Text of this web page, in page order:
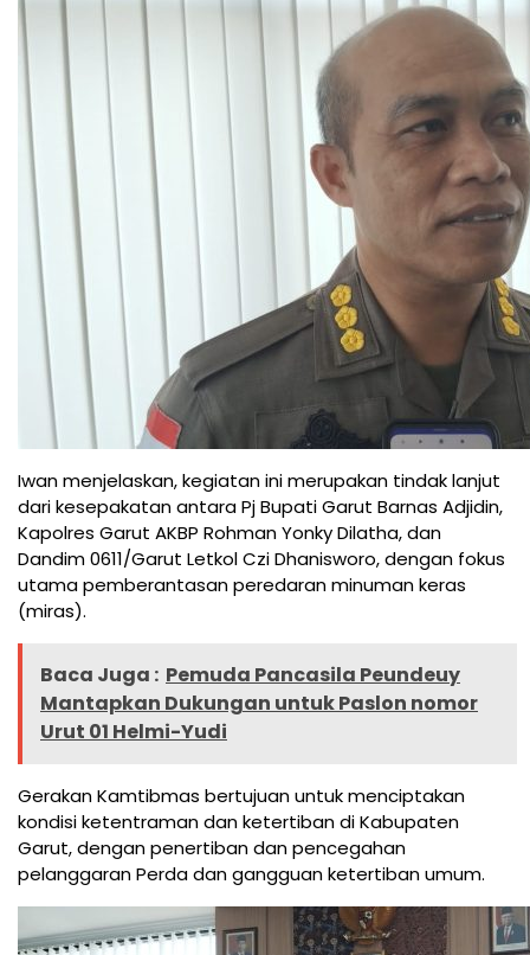
Iwan menjelaskan, kegiatan ini merupakan tindak lanjut
dari kesepakatan antara Pj Bupati Garut Barnas Adjidin,
Kapolres Garut AKBP Rohman Yonky Dilatha, dan
Dandim 0611/Garut Letkol Czi Dhanisworo, dengan fokus
utama pemberantasan peredaran minuman keras
(miras).
Baca Juga : Pemuda Pancasila Peundeuy
Mantapkan Dukungan untuk Paslon nomor
Urut 01 Helmi-Yudi
Gerakan Kamtibmas bertujuan untuk menciptakan
kondisi ketentraman dan ketertiban di Kabupaten
Garut, dengan penertiban dan pencegahan
pelanggaran Perda dan gangguan ketertiban umum.